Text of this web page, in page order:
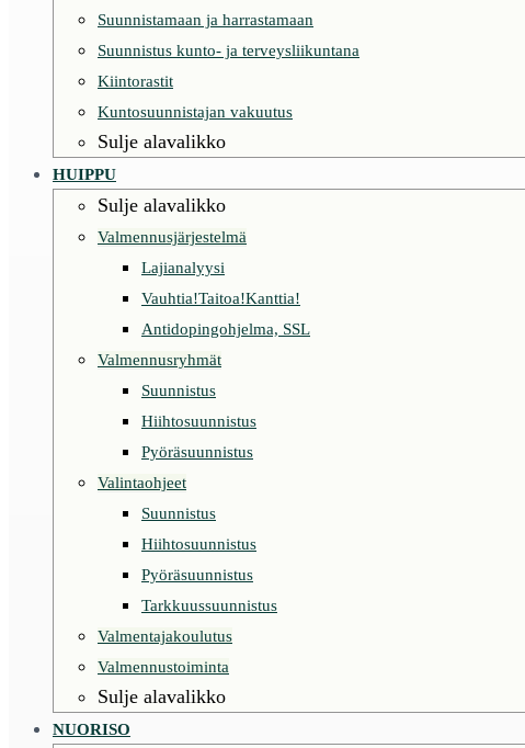
Suunnistamaan ja harrastamaan
Suunnistus kunto- ja terveysliikuntana
Kiintorastit
Kuntosuunnistajan vakuutus
Sulje alavalikko
HUIPPU
Sulje alavalikko
Valmennusjärjestelmä
Lajianalyysi
Vauhtia!Taitoa!Kanttia!
Antidopingohjelma, SSL
Valmennusryhmät
Suunnistus
Hiihtosuunnistus
Pyöräsuunnistus
Valintaohjeet
Suunnistus
Hiihtosuunnistus
Pyöräsuunnistus
Tarkkuussuunnistus
Valmentajakoulutus
Valmennustoiminta
Sulje alavalikko
NUORISO